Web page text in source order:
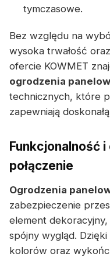
tymczasowe.
Bez względu na
wysoka trwałość
ofercie KOWMET
ogrodzenia
technicznych, które
zapewniają
Funkcjonalność
połączenie
Ogrodzenia
zabezpieczenie
element
spójny wygląd.
kolorów oraz